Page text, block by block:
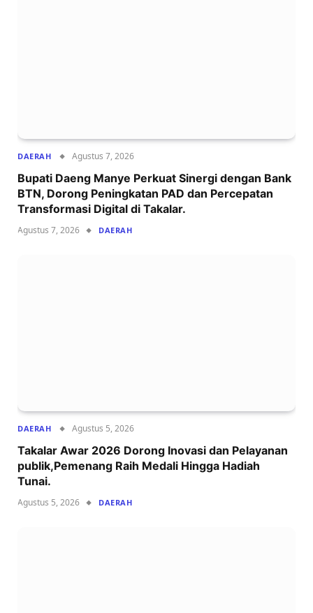
DAERAH Agustus 7, 2026
Bupati Daeng Manye Perkuat Sinergi dengan Bank
BTN, Dorong Peningkatan PAD dan Percepatan
Transformasi Digital di Takalar.
Agustus 7, 2026 DAERAH
DAERAH Agustus 5, 2026
Takalar Awar 2026 Dorong Inovasi dan Pelayanan
publik,Pemenang Raih Medali Hingga Hadiah
Tunai.
Agustus 5, 2026 DAERAH